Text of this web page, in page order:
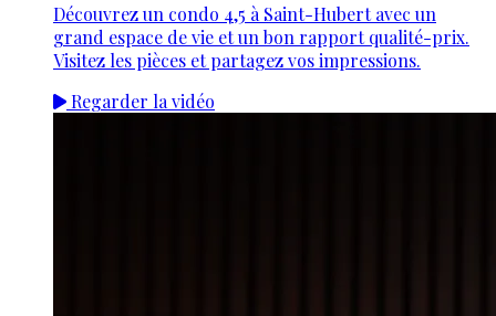
Découvrez un condo 4,5 à Saint-Hubert avec un
grand espace de vie et un bon rapport qualité-prix.
Visitez les pièces et partagez vos impressions.
Regarder la vidéo